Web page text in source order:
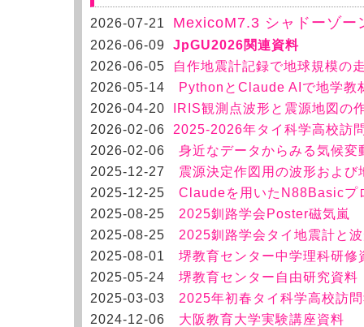
2026-07-21 MexicoM7.3 シャドーゾー
2026-06-09 JpGU2026関連資料
2026-06-05
自作地震計記録で地球規模の
2026-05-14 PythonとClaude AIで地学教
2026-04-20
IRIS観測点波形と震源地図の
2026-02-06 2025-2026年タイ科学高校訪
2026-02-06 身近なデータからみる気候変
2025-12-27 震源決定作図用の波形および
2025-12-25 Claudeを用いたN88Basicプ
2025-08-25 2025釧路学会Poster磁気嵐
2025-08-25 2025釧路学会タイ地震計と
2025-08-01 堺教育センター中学理科研修
2025-05-24 堺教育センター自由研究資料
2025-03-03 2025年初春タイ科学高校訪
2024-12-06 大阪教育大学実験講座資料